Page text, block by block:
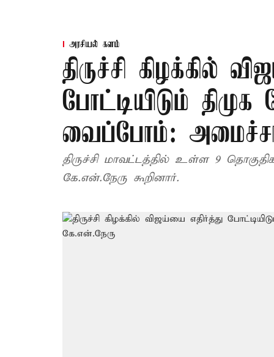
அரசியல் களம்
திருச்சி கிழக்கில்
போட்டியிடும்
வைப்போம்:
திருச்சி மாவட்டத்தில் உள்ள 9
கே.என்.நேரு கூறினார்.